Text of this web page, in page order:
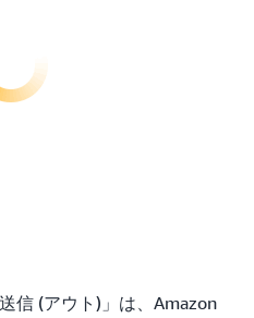
信 (アウト)」は、Amazon